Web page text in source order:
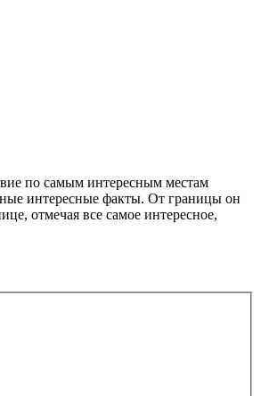
по самым интересным местам
интересные факты. От границы он
отмечая все самое интересное,